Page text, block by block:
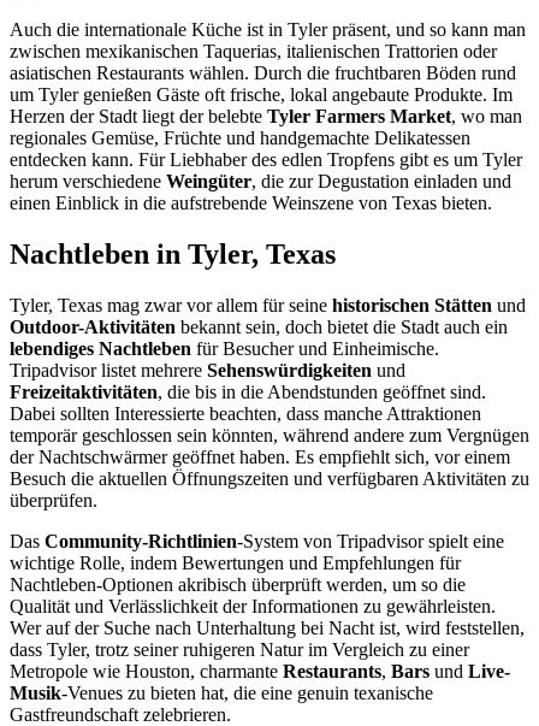
Auch die internationale Küche ist in Tyler präsent, und so kann man
zwischen mexikanischen Taquerias, italienischen Trattorien oder
asiatischen Restaurants wählen. Durch die fruchtbaren Böden rund
um Tyler genießen Gäste oft frische, lokal angebaute Produkte. Im
Herzen der Stadt liegt der belebte Tyler Farmers Market, wo man
regionales Gemüse, Früchte und handgemachte Delikatessen
entdecken kann. Für Liebhaber des edlen Tropfens gibt es um Tyler
herum verschiedene Weingüter, die zur Degustation einladen und
einen Einblick in die aufstrebende Weinszene von Texas bieten.
Nachtleben in Tyler, Texas
Tyler, Texas mag zwar vor allem für seine historischen Stätten und
Outdoor-Aktivitäten bekannt sein, doch bietet die Stadt auch ein
lebendiges Nachtleben für Besucher und Einheimische.
Tripadvisor listet mehrere Sehenswürdigkeiten und
Freizeitaktivitäten, die bis in die Abendstunden geöffnet sind.
Dabei sollten Interessierte beachten, dass manche Attraktionen
temporär geschlossen sein könnten, während andere zum Vergnügen
der Nachtschwärmer geöffnet haben. Es empfiehlt sich, vor einem
Besuch die aktuellen Öffnungszeiten und verfügbaren Aktivitäten zu
überprüfen.
Das Community-Richtlinien-System von Tripadvisor spielt eine
wichtige Rolle, indem Bewertungen und Empfehlungen für
Nachtleben-Optionen akribisch überprüft werden, um so die
Qualität und Verlässlichkeit der Informationen zu gewährleisten.
Wer auf der Suche nach Unterhaltung bei Nacht ist, wird feststellen,
dass Tyler, trotz seiner ruhigeren Natur im Vergleich zu einer
Metropole wie Houston, charmante Restaurants, Bars und Live-
Musik-Venues zu bieten hat, die eine genuin texanische
Gastfreundschaft zelebrieren.